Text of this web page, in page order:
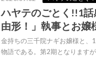
ハヤテのごとく!!1
由形！」執事とお嬢
金持ちの三千院ナギお嬢様と、
物語である。第2期となります